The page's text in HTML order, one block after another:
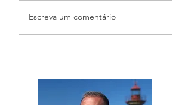
Podcast Primeiro
Escreva um comentário